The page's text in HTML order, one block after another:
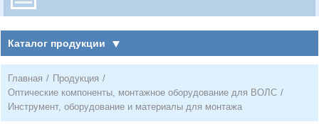
Каталог продукции
Главная / Продукция /
Оптические компоненты, монтажное оборудование для ВОЛС /
Инструмент, оборудование и материалы для монтажа